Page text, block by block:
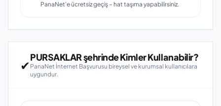
PanaNet'e ücretsiz geçiş – hat taşıma yapabilirsiniz.
✔
PURSAKLAR şehrinde Kimler Kullanabilir?
PanaNet İnternet Başvurusu bireysel ve kurumsal kullanıcılara
uygundur.